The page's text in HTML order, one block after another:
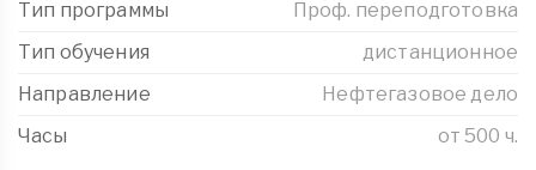
Тип программы
Проф. переподготовка
Тип обучения
дистанционное
Направление
Нефтегазовое дело
Часы
от 500 ч.